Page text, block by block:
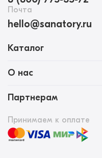
Почта
hello@sanatory.ru
Каталог
О нас
Партнерам
Принимаем к оплате